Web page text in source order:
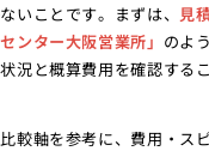
いことです。まずは、 見
ンター大阪営業所」 のよ
況と概算費用を確認する
較軸を参考に、費用・ス